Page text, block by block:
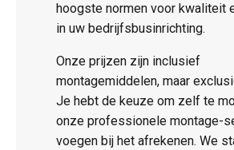
hoogste normen voor kwaliteit
in uw bedrijfsbusinrichting.
Onze prijzen zijn inclusief
montagemiddelen, maar
Je hebt de keuze om zelf te
onze professionele montage-
voegen bij het afrekenen. We